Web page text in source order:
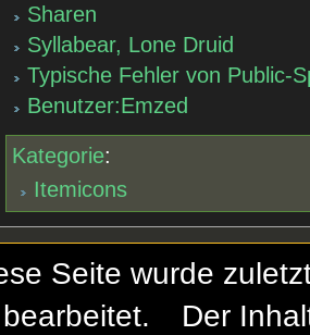
Sharen
Syllabear, Lone Druid
Typische Fehler von Public-
Benutzer:Emzed
Kategorie:
Itemicons
Seite wurde
Der